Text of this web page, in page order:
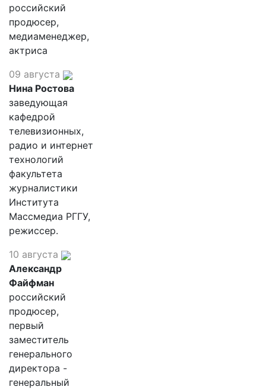
российский
продюсер,
медиаменеджер,
актриса
09 августа
Нина Ростова
заведующая
кафедрой
телевизионных,
радио и интернет
технологий
факультета
журналистики
Института
Массмедиа РГГУ,
режиссер.
10 августа
Александр
Файфман
российский
продюсер,
первый
заместитель
генерального
директора -
генеральный